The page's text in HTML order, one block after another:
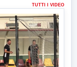
TUTTI I VIDEO